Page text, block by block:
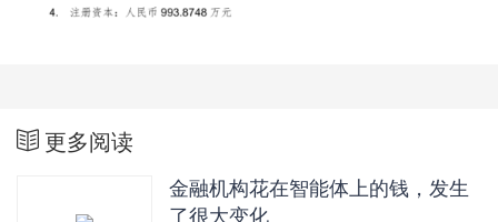
更多阅读
金融机构花在智能体上的钱，发生
了很大变化